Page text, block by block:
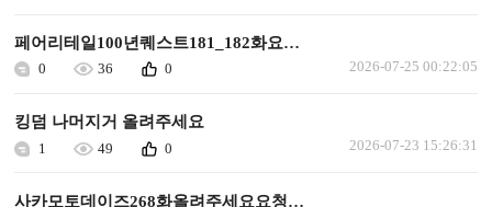
페어리테일100년퀘스트181_182화요청합니다
0 36 0 2026-07-25 00:22:05
킹덤 나머지거 올려주세요
1 49 0 2026-07-23 15:26:31
사카모토데이즈268화올려주세요요청합니다